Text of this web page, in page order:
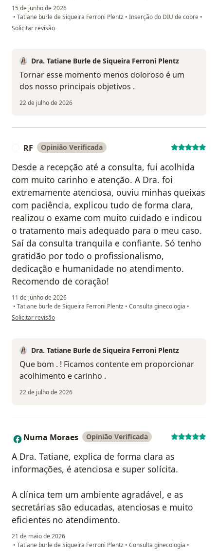
15 de junho de 2026
• Tatiane burle de Siqueira Ferroni Plentz • Inserção do DIU de cobre •
na opinião do utilizador Sabrina
Solicitar revisão
Dra. Tatiane Burle de Siqueira Ferroni Plentz
Tornar esse momento menos doloroso é um
dos nosso principais objetivos .
22 de julho de 2026
RF Opinião Verificada
Desde a recepção até a consulta, fui acolhida
com muito carinho e atenção. A Dra. foi
extremamente atenciosa, ouviu minhas queixas
com paciência, explicou tudo de forma clara,
realizou o exame com muito cuidado e indicou
o tratamento mais adequado para o meu caso.
Saí da consulta tranquila e confiante. Só tenho
gratidão por todo o profissionalismo,
dedicação e humanidade no atendimento.
Recomendo de coração!
11 de junho de 2026
• Tatiane burle de Siqueira Ferroni Plentz • Consulta ginecologia •
na opinião do utilizador RF
Solicitar revisão
Dra. Tatiane Burle de Siqueira Ferroni Plentz
Que bom . ! Ficamos contente em proporcionar
acolhimento e carinho .
22 de julho de 2026
N Numa Moraes Opinião Verificada
A Dra. Tatiane, explica de forma clara as
informações, é atenciosa e super solícita.
A clínica tem um ambiente agradável, e as
secretárias são educadas, atenciosas e muito
eficientes no atendimento.
21 de maio de 2026
• Tatiane burle de Siqueira Ferroni Plentz • Consulta ginecologia •